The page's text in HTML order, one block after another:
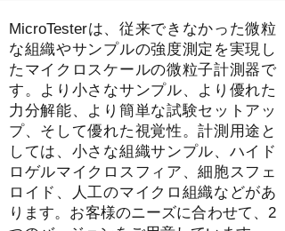
MicroTesterは、従来できなかった微粒
な組織やサンプルの強度測定を実現し
たマイクロスケールの微粒子計測器で
す。より小さなサンプル、より優れた
力分解能、より簡単な試験セットアッ
プ、そして優れた視覚性。計測用途と
しては、小さな組織サンプル、ハイド
ロゲルマイクロスフィア、細胞スフェ
ロイド、人工のマイクロ組織などがあ
ります。お客様のニーズに合わせて、2